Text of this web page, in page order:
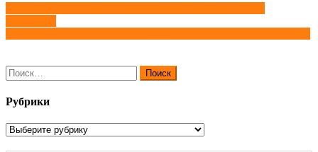
Навигация
по
Найти:
Рубрики
Рубрики